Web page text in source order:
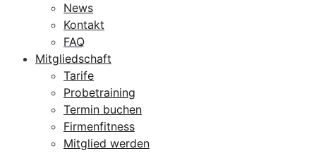
News
Kontakt
FAQ
Mitgliedschaft
Tarife
Probetraining
Termin buchen
Firmenfitness
Mitglied werden